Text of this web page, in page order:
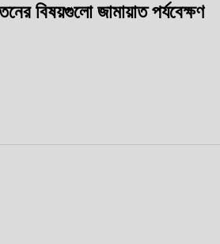
বিষয়গুলো জামায়াত পর্যবেক্ষণ